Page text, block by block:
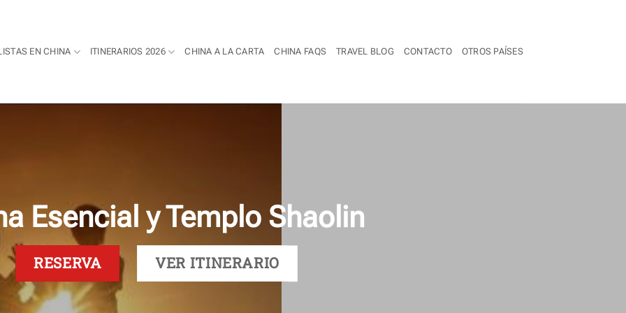
EN CHINA ITINERARIOS 2026 CHINA A LA CARTA CHINA FAQS TRAVEL BLOG CONTACTO OTROS PAÍSES
Esencial y Templo Shaolin
RESERVA VER ITINERARIO